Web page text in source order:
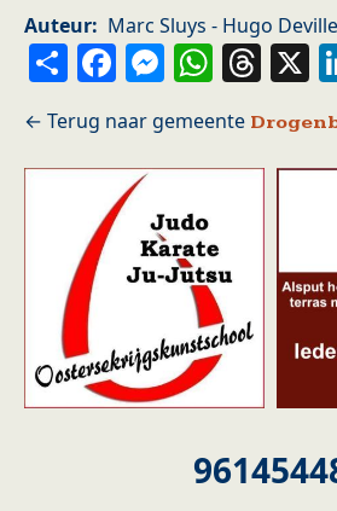
Auteur
Marc Sluys - Hugo Deville
ShareFacebook